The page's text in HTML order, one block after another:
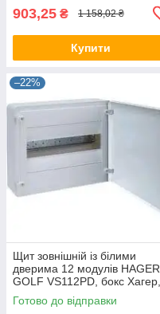
903,25 ₴ 1 158,02 ₴
Купити
–22%
Щит зовнішній із білими
дверима 12 модулів HAGER
GOLF VS112РD, бокс Хагер,
шафа розподільна для
автоматів
Готово до відправки